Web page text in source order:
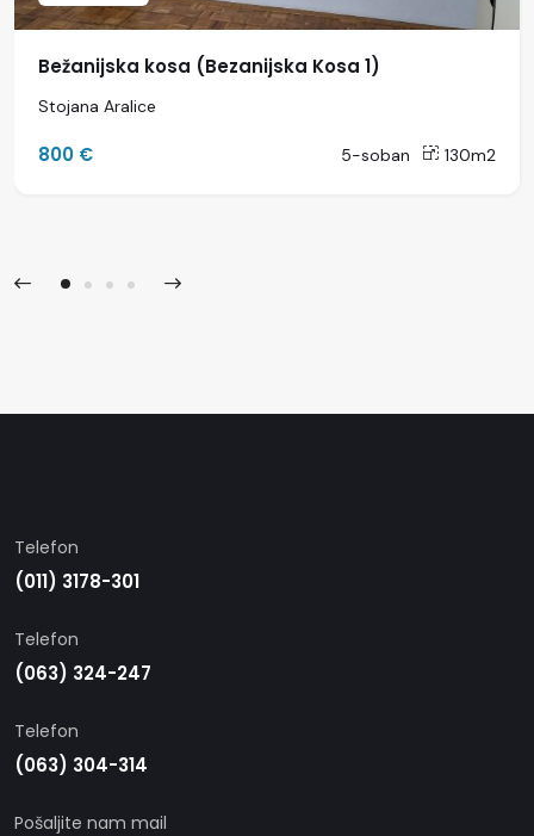
Bežanijska kosa (Bezanijska Kosa 1)
Stojana Aralice
800 € 5-soban 130m2
Telefon
(011) 3178-301
Telefon
(063) 324-247
Telefon
(063) 304-314
Pošaljite nam mail